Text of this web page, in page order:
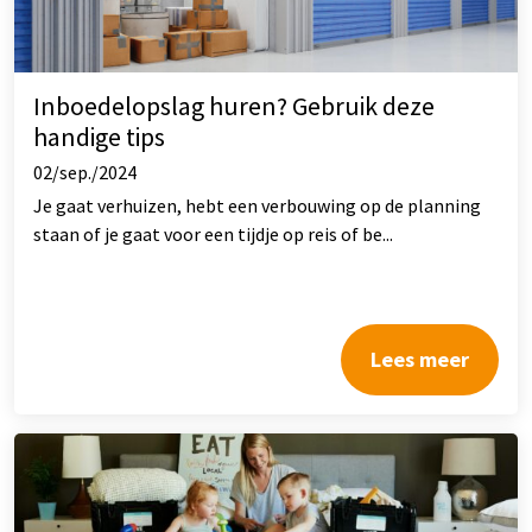
Inboedelopslag huren? Gebruik deze
handige tips
02/sep./2024
Je gaat verhuizen, hebt een verbouwing op de planning
staan of je gaat voor een tijdje op reis of be...
Lees meer